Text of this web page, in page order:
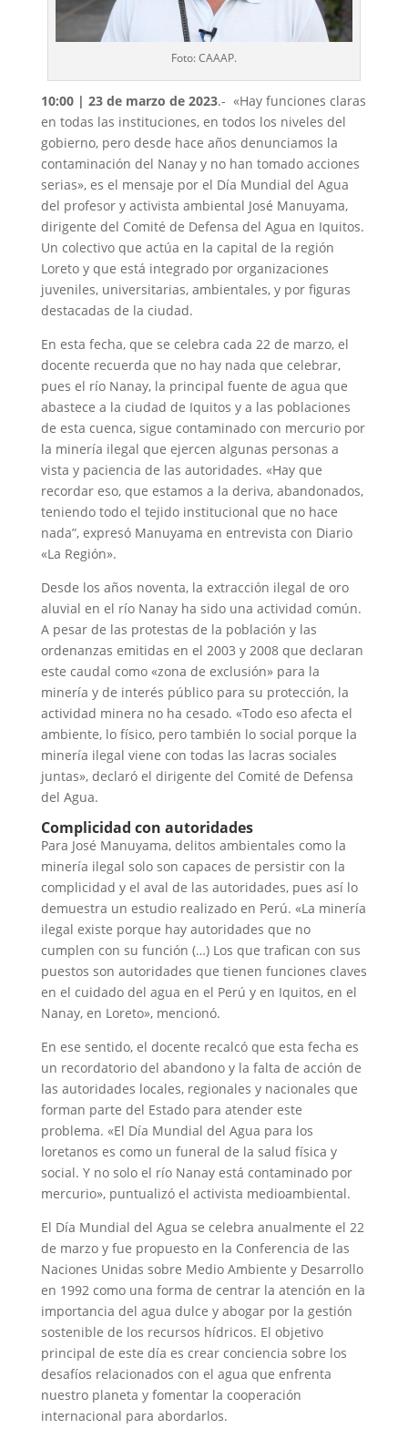
Foto: CAAAP.
10:00 | 23 de marzo de 2023.- «Hay funciones claras
en todas las instituciones, en todos los niveles del
gobierno, pero desde hace años denunciamos la
contaminación del Nanay y no han tomado acciones
serias», es el mensaje por el Día Mundial del Agua
del profesor y activista ambiental José Manuyama,
dirigente del Comité de Defensa del Agua en Iquitos.
Un colectivo que actúa en la capital de la región
Loreto y que está integrado por organizaciones
juveniles, universitarias, ambientales, y por figuras
destacadas de la ciudad.
En esta fecha, que se celebra cada 22 de marzo, el
docente recuerda que no hay nada que celebrar,
pues el río Nanay, la principal fuente de agua que
abastece a la ciudad de Iquitos y a las poblaciones
de esta cuenca, sigue contaminado con mercurio por
la minería ilegal que ejercen algunas personas a
vista y paciencia de las autoridades. «Hay que
recordar eso, que estamos a la deriva, abandonados,
teniendo todo el tejido institucional que no hace
nada”, expresó Manuyama en entrevista con Diario
«La Región».
Desde los años noventa, la extracción ilegal de oro
aluvial en el río Nanay ha sido una actividad común.
A pesar de las protestas de la población y las
ordenanzas emitidas en el 2003 y 2008 que declaran
este caudal como «zona de exclusión» para la
minería y de interés público para su protección, la
actividad minera no ha cesado. «Todo eso afecta el
ambiente, lo físico, pero también lo social porque la
minería ilegal viene con todas las lacras sociales
juntas», declaró el dirigente del Comité de Defensa
del Agua.
Complicidad con autoridades
Para José Manuyama, delitos ambientales como la
minería ilegal solo son capaces de persistir con la
complicidad y el aval de las autoridades, pues así lo
demuestra un estudio realizado en Perú. «La minería
ilegal existe porque hay autoridades que no
cumplen con su función (…) Los que trafican con sus
puestos son autoridades que tienen funciones claves
en el cuidado del agua en el Perú y en Iquitos, en el
Nanay, en Loreto», mencionó.
En ese sentido, el docente recalcó que esta fecha es
un recordatorio del abandono y la falta de acción de
las autoridades locales, regionales y nacionales que
forman parte del Estado para atender este
problema. «El Día Mundial del Agua para los
loretanos es como un funeral de la salud física y
social. Y no solo el río Nanay está contaminado por
mercurio», puntualizó el activista medioambiental.
El Día Mundial del Agua se celebra anualmente el 22
de marzo y fue propuesto en la Conferencia de las
Naciones Unidas sobre Medio Ambiente y Desarrollo
en 1992 como una forma de centrar la atención en la
importancia del agua dulce y abogar por la gestión
sostenible de los recursos hídricos. El objetivo
principal de este día es crear conciencia sobre los
desafíos relacionados con el agua que enfrenta
nuestro planeta y fomentar la cooperación
internacional para abordarlos.